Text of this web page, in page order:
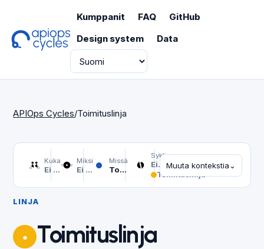
Kumppanit FAQ
GitHub
Design system
Data
Kieli
APIOps Cycles/Toimituslinja
Kuka
Ei valittu
Miksi
Ei valittu
Missä
Toimituslinja
Sykli
Ei valittu
Toimituslinja
Muuta kontekstia⌄
LINJA
● Toimituslinja